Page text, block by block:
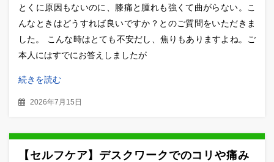
とくに原因もないのに、膝痛と腫れも強くて曲がらない。こ
んなときはどうすれば良いですか？とのご質問をいただきま
した。 こんな時はとても不安だし、焦りもありますよね。ご
本人にはすでにお答えしましたが
続きを読む
2026年7月15日
【セルフケア】デスクワークでのコリや痛み